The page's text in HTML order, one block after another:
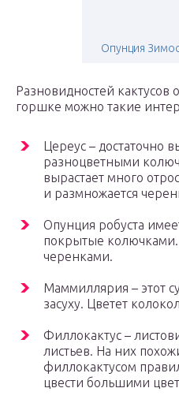
Опунция
Разновидностей кактусов
горшке можно такие
Цереус – достаточно
разноцветными
вырастает много
и размножается
Опунция робуста
покрытые колючками.
черенками.
Маммиллярия – этот
засуху. Цветет
Филлокактус –
листьев. На них
филлокактусом
цвести большими